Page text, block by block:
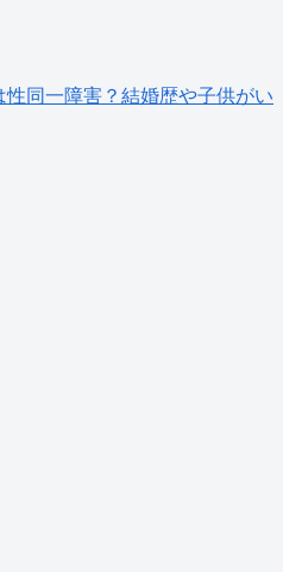
同一障害？結婚歴や子供がい